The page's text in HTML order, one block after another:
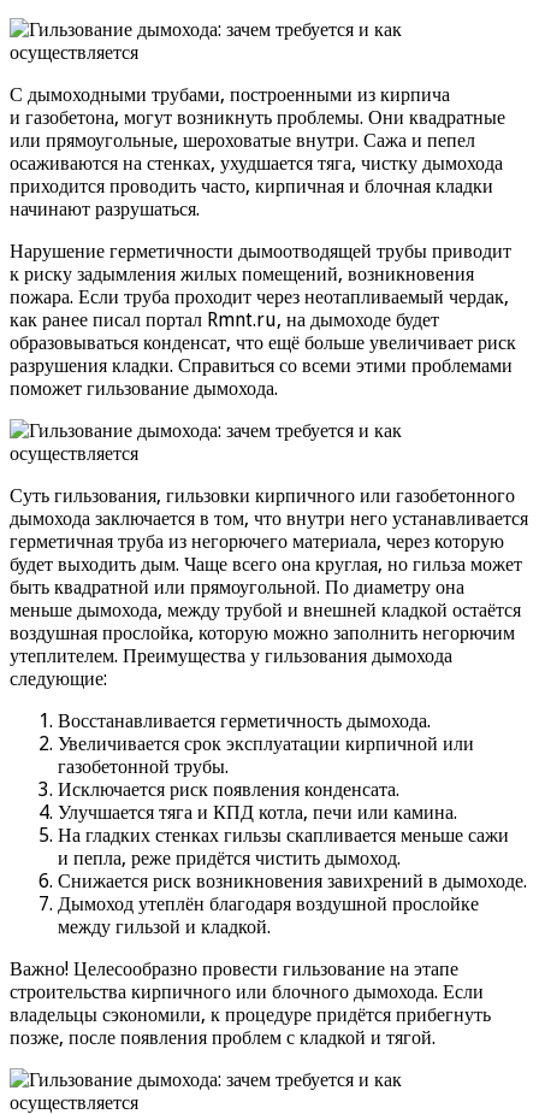
С дымоходными трубами, построенными из кирпича
и газобетона, могут возникнуть проблемы. Они квадратные
или прямоугольные, шероховатые внутри. Сажа и пепел
осаживаются на стенках, ухудшается тяга, чистку дымохода
приходится проводить часто, кирпичная и блочная кладки
начинают разрушаться.
Нарушение герметичности дымоотводящей трубы приводит
к риску задымления жилых помещений, возникновения
пожара. Если труба проходит через неотапливаемый чердак,
как ранее писал портал Rmnt.ru, на дымоходе будет
образовываться конденсат, что ещё больше увеличивает риск
разрушения кладки. Справиться со всеми этими проблемами
поможет гильзование дымохода.
Суть гильзования, гильзовки кирпичного или газобетонного
дымохода заключается в том, что внутри него устанавливается
герметичная труба из негорючего материала, через которую
будет выходить дым. Чаще всего она круглая, но гильза может
быть квадратной или прямоугольной. По диаметру она
меньше дымохода, между трубой и внешней кладкой остаётся
воздушная прослойка, которую можно заполнить негорючим
утеплителем. Преимущества у гильзования дымохода
следующие:
Восстанавливается герметичность дымохода.
Увеличивается срок эксплуатации кирпичной или
газобетонной трубы.
Исключается риск появления конденсата.
Улучшается тяга и КПД котла, печи или камина.
На гладких стенках гильзы скапливается меньше сажи
и пепла, реже придётся чистить дымоход.
Снижается риск возникновения завихрений в дымоходе.
Дымоход утеплён благодаря воздушной прослойке
между гильзой и кладкой.
Важно! Целесообразно провести гильзование на этапе
строительства кирпичного или блочного дымохода. Если
владельцы сэкономили, к процедуре придётся прибегнуть
позже, после появления проблем с кладкой и тягой.